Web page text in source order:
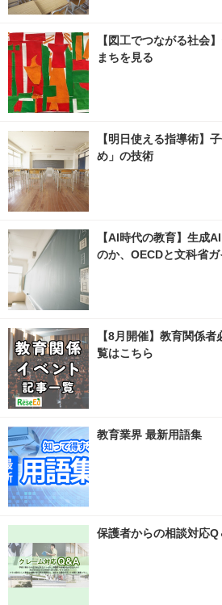
【図工でつながる社会
まちを見る
【明日使える指導術】
め」の技術
【AI時代の教育】生成
のか、OECDと文科省
【8月開催】教育関係
覧はこちら
教育業界 最新用語集
保護者からの相談対応Q